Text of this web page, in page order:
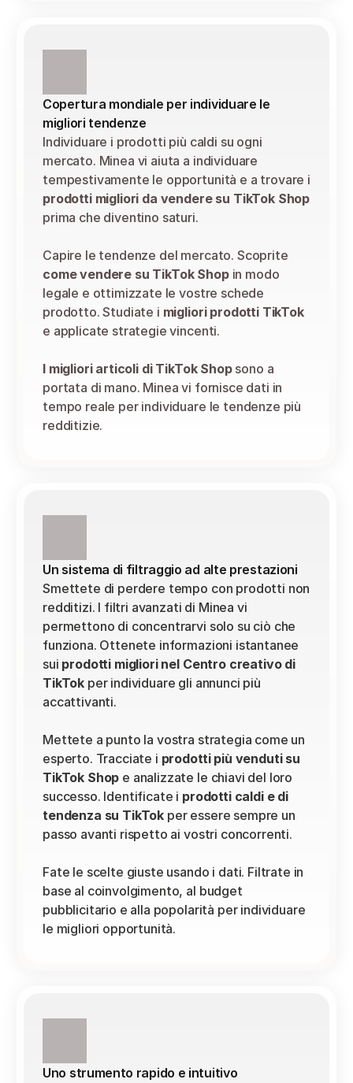
Copertura mondiale per individuare le
migliori tendenze
Individuare i prodotti più caldi su ogni
mercato. Minea vi aiuta a individuare
prodotti migliori da vendere su TikTok Shop
prima che diventino saturi.
come vendere su TikTok Shop in modo
legale e ottimizzate le vostre schede
prodotto. Studiate i migliori prodotti TikTok
e applicate strategie vincenti.
I migliori articoli di TikTok Shop sono a
portata di mano. Minea vi fornisce dati in
tempo reale per individuare le tendenze più
redditizie.
Un sistema di filtraggio ad alte prestazioni
Smettete di perdere tempo con prodotti non
redditizi. I filtri avanzati di Minea vi
permettono di concentrarvi solo su ciò che
funziona. Ottenete informazioni istantanee
sui prodotti migliori nel Centro creativo di
TikTok per individuare gli annunci più
accattivanti.
Mettete a punto la vostra strategia come un
esperto. Tracciate i prodotti più venduti su
TikTok Shop e analizzate le chiavi del loro
successo. Identificate i prodotti caldi e di
tendenza su TikTok per essere sempre un
passo avanti rispetto ai vostri concorrenti.
Fate le scelte giuste usando i dati. Filtrate in
base al coinvolgimento, al budget
pubblicitario e alla popolarità per individuare
le migliori opportunità.
Uno strumento rapido e intuitivo